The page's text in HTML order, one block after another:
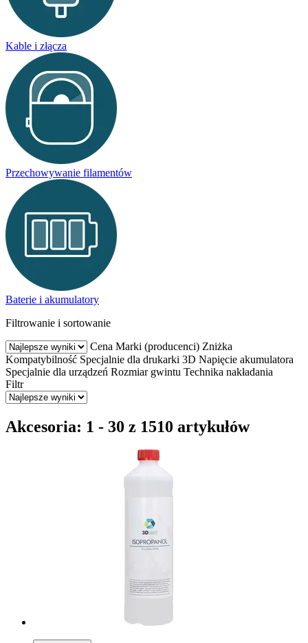
Kable i złącza
Przechowywanie filamentów
Baterie i akumulatory
Filtrowanie i sortowanie
Cena Marki (producenci) Zniżka
Kompatybilność Specjalnie dla drukarki 3D Napięcie akumulatora
Specjalnie dla urządzeń Rozmiar gwintu Technika nakładania
Filtr
Akcesoria: 1 - 30 z 1510 artykułów